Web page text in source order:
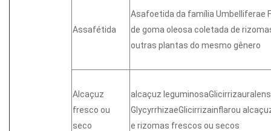
Assafétida
Asafoetida da família Umbelliferae
de goma oleosa coletada de
outras plantas do mesmo gênero
Alcaçuz
fresco ou
seco
alcaçuz
GlycyrrhizaeGlicirrizainflarou
e rizomas frescos ou secos